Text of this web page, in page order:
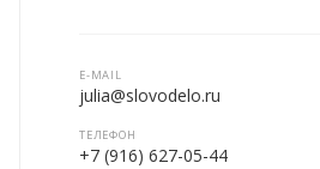
E-MAIL
julia@slovodelo.ru
ТЕЛЕФОН
+7 (916) 627-05-44